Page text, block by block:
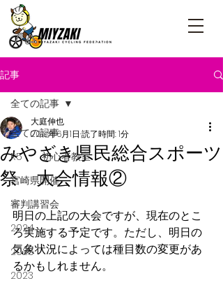
記事
全ての記事
R5 初心者教室
宮崎県開催
審判講習会
2024
2025
2023
全ての記事
みやざき県民総合スポーツ
祭 大会情報②
大庭伸也
2019年6月1日 読了時間: 1分
明日の上記の大会ですが、現在のとこ
ろ実施する予定です。ただし、明日の
気象状況によっては種目数の変更があ
るかもしれません。